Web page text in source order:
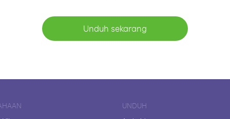
Unduh sekarang
UNDUH